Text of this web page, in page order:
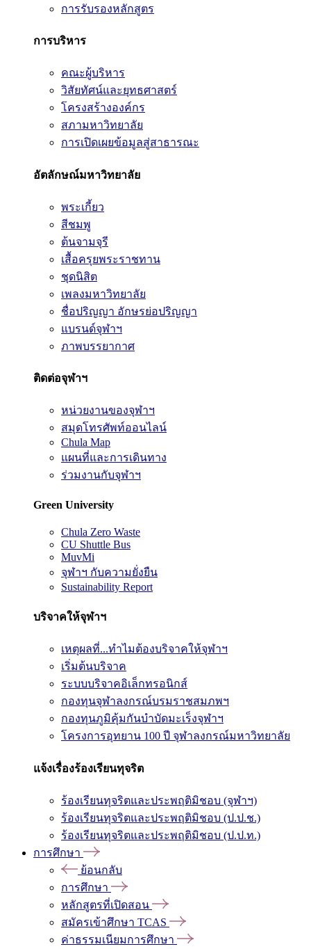
การรับรองหลักสูตร
การบริหาร
คณะผู้บริหาร
วิสัยทัศน์และยุทธศาสตร์
โครงสร้างองค์กร
สภามหาวิทยาลัย
การเปิดเผยข้อมูลสู่สาธารณะ
อัตลักษณ์มหาวิทยาลัย
พระเกี้ยว
สีชมพู
ต้นจามจุรี
เสื้อครุยพระราชทาน
ชุดนิสิต
เพลงมหาวิทยาลัย
ชื่อปริญญา อักษรย่อปริญญา
แบรนด์จุฬาฯ
ภาพบรรยากาศ
ติดต่อจุฬาฯ
หน่วยงานของจุฬาฯ
สมุดโทรศัพท์ออนไลน์
Chula Map
แผนที่และการเดินทาง
ร่วมงานกับจุฬาฯ
Green University
Chula Zero Waste
CU Shuttle Bus
MuvMi
จุฬาฯ กับความยั่งยืน
Sustainability Report
บริจาคให้จุฬาฯ
เหตุผลที่...ทำไมต้องบริจาคให้จุฬาฯ
เริ่มต้นบริจาค
ระบบบริจาคอิเล็กทรอนิกส์
กองทุนจุฬาลงกรณ์บรมราชสมภพฯ
กองทุนภูมิคุ้มกันบำบัดมะเร็งจุฬาฯ
โครงการอุทยาน 100 ปี จุฬาลงกรณ์มหาวิทยาลัย
แจ้งเรื่องร้องเรียนทุจริต
ร้องเรียนทุจริตและประพฤติมิชอบ (จุฬาฯ)
ร้องเรียนทุจริตและประพฤติมิชอบ (ป.ป.ช.)
ร้องเรียนทุจริตและประพฤติมิชอบ (ป.ป.ท.)
การศึกษา
ย้อนกลับ
การศึกษา
หลักสูตรที่เปิดสอน
สมัครเข้าศึกษา TCAS
ค่าธรรมเนียมการศึกษา